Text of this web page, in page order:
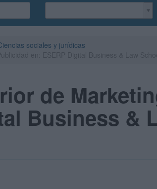
sociales y jurídicas
de
Business &